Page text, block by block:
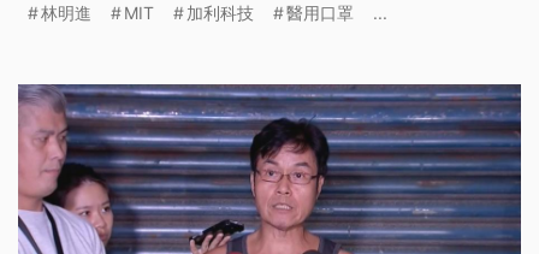
法院一審判處5個月有期徒刑。合議庭認為，林明進
罩，有危害市場經濟秩序的疑慮，但考量他坦承犯
行，而且口罩在海關時，被及
林明進 MIT 加利科技 醫用口罩 ...